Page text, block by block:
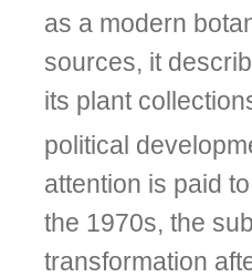
as a modern
sources, it
its plant
political
attention is paid
the 1970s, the
transformation